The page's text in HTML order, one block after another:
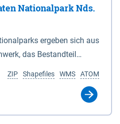
Nationalpark Nds.
ergeben sich aus
das Bestandteil
000 (Anlage 2), 2.
1 : 5 000 (AK5) im
ATOM
WMS
Shapefiles
ZIP